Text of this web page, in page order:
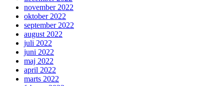
november 2022
oktober 2022
september 2022
august 2022
juli 2022
juni 2022
maj 2022
april 2022
marts 2022